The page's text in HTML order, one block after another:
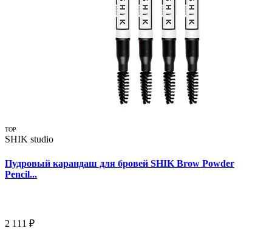
TOP
SHIK studio
Пудровый карандаш для бровей SHIK Brow Powder
Pencil...
2 111 ₽